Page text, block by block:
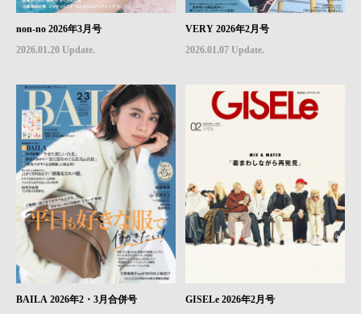
non-no 2026年3月号
2026.01.20 Update.
VERY 2026年2月号
2026.01.07 Update.
BAILA 2026年2・3月合併号
GISELe 2026年2月号